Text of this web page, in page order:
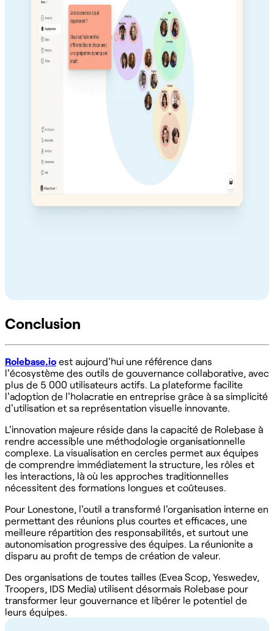
Conclusion
Rolebase.io est aujourd'hui une référence dans
l'écosystème des outils de gouvernance collaborative, avec
plus de 5 000 utilisateurs actifs. La plateforme facilite
l'adoption de l'holacratie en entreprise grâce à sa simplicité
d'utilisation et sa représentation visuelle innovante.
L'innovation majeure réside dans la capacité de Rolebase à
rendre accessible une méthodologie organisationnelle
complexe. La visualisation en cercles permet aux équipes
de comprendre immédiatement la structure, les rôles et
les interactions, là où les approches traditionnelles
nécessitent des formations longues et coûteuses.
Pour Lonestone, l'outil a transformé l'organisation interne en
permettant des réunions plus courtes et efficaces, une
meilleure répartition des responsabilités, et surtout une
autonomisation progressive des équipes. La réunionite a
disparu au profit de temps de création de valeur.
Des organisations de toutes tailles (Evea Scop, Yeswedev,
Troopers, IDS Media) utilisent désormais Rolebase pour
transformer leur gouvernance et libérer le potentiel de
leurs équipes.